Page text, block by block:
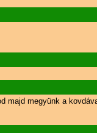
majd megyünk a